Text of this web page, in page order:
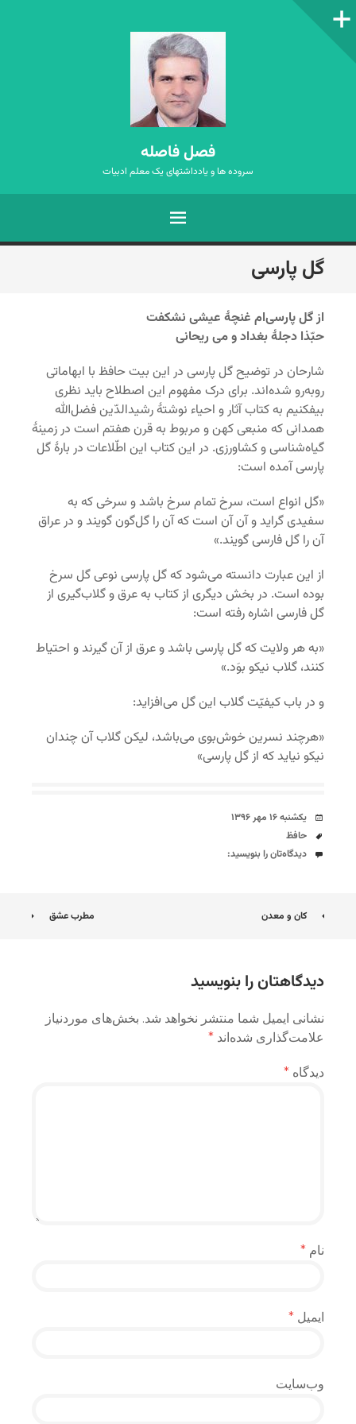
ستون‌کناری
فصل فاصله
سروده ها و یادداشتهای یک معلم ادبیات
فهرست
رفتن
به
گل پارسی
از گل پارسی‌ام غنچۀ عیشی نشکفت
حبّذا دجلۀ بغداد و می ریحانی
شارحان در توضیح گل پارسی در این بیت حافظ با ابهاماتی
روبه‌رو شده‌اند. برای درک مفهوم این اصطلاح باید نظری
بیفکنیم به کتاب آثار و احیاء نوشتۀ رشیدالدّین فضل‌الله
همدانی که منبعی کهن و مربوط به قرن هفتم است در زمینۀ
گیاه‌شناسی و کشاورزی. در این کتاب این اطّلاعات در بارۀ گل
پارسی آمده است:
«گل انواع است، سرخ تمام سرخ باشد و سرخی که به
سفیدی گراید و آن آن است که آن را گل‌گون گویند و در عراق
آن را گل فارسی گویند.»
از این عبارت دانسته می‌شود که گل پارسی نوعی گل سرخ
بوده است. در بخش دیگری از کتاب به عرق و گلاب‌گیری از
گل فارسی اشاره رفته است:
«به هر ولایت که گل پارسی باشد و عرق از آن گیرند و احتیاط
کنند، گلاب نیکو بوَد.»
و در باب کیفیّت گلاب این گل می‌افزاید:
«هرچند نسرین خوش‌بوی می‌باشد، لیکن گلاب آن چندان
نیکو نیاید که از گل پارسی»
تاریخ
یکشنبه ۱۶ مهر ۱۳۹۶
برچسب‌ها
حافظ
دیدگاه‌ها
دیدگاه‌تان را بنویسید:
ناوبری
کان و معدن مطرب عشق
دیدگاهتان را بنویسید
نشانی ایمیل شما منتشر نخواهد شد. بخش‌های موردنیاز
علامت‌گذاری شده‌اند *
دیدگاه *
نام *
ایمیل *
وب‌سایت